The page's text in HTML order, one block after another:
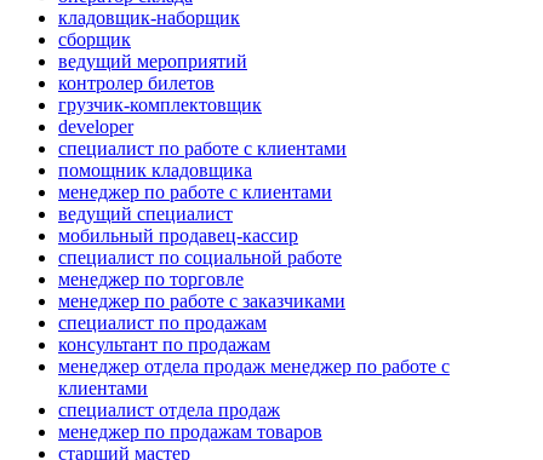
кладовщик-наборщик
сборщик
ведущий мероприятий
контролер билетов
грузчик-комплектовщик
developer
специалист по работе с клиентами
помощник кладовщика
менеджер по работе с клиентами
ведущий специалист
мобильный продавец-кассир
специалист по социальной работе
менеджер по торговле
менеджер по работе с заказчиками
специалист по продажам
консультант по продажам
менеджер отдела продаж менеджер по работе с
клиентами
специалист отдела продаж
менеджер по продажам товаров
старший мастер